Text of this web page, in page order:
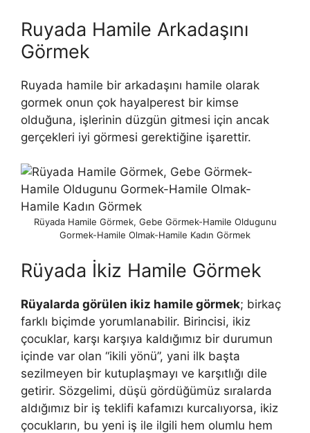
Ruyada Hamile Arkadaşını
Görmek
Ruyada hamile bir arkadaşını hamile olarak
gormek onun çok hayalperest bir kimse
olduğuna, işlerinin düzgün gitmesi için ancak
gerçekleri iyi görmesi gerektiğine işarettir.
Rüyada Hamile Görmek, Gebe Görmek-Hamile Oldugunu
Gormek-Hamile Olmak-Hamile Kadın Görmek
Rüyada İkiz Hamile Görmek
Rüyalarda görülen ikiz hamile görmek; birkaç
farklı biçimde yo­rumlanabilir. Birincisi, ikiz
çocuklar, karşı karşıya kaldığımız bir durumun
içinde var olan “ikili yönü”, yani ilk başta
sezilmeyen bir kutuplaşmayı ve karşıtlığı dile
getirir. Sözgelimi, düşü gördü­ğümüz sıralarda
aldığımız bir iş teklifi kafamızı kurcalıyorsa, ikiz
çocukların, bu yeni iş ile ilgili hem olumlu hem